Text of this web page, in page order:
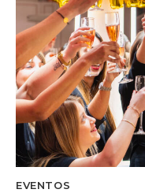
EVENTOS